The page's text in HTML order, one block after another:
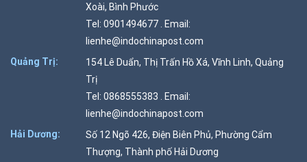
Xoài, Bình Phước
Tel: 0901494677 . Email:
lienhe@indochinapost.com
Quảng Trị:
154 Lê Duẩn, Thị Trấn Hồ Xá, Vĩnh Linh, Quảng
Trị
Tel: 0868555383 . Email:
lienhe@indochinapost.com
Hải Dương:
Số 12 Ngõ 426, Điện Biên Phủ, Phường Cẩm
Thượng, Thành phố Hải Dương